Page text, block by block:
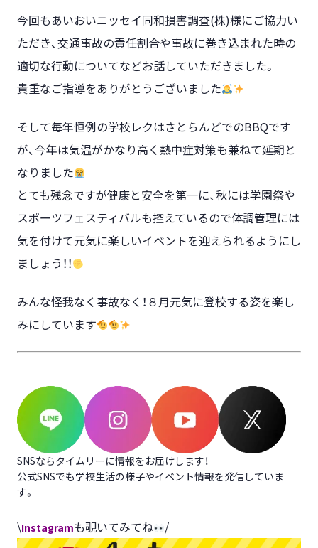
今回もあいおいニッセイ同和損害調査(株)様にご協力い
ただき、交通事故の責任割合や事故に巻き込まれた時の
適切な行動についてなどお話していただきました。
貴重なご指導をありがとうございました
そして毎年恒例の学校レクはさとらんどでのBBQです
が、今年は気温がかなり高く熱中症対策も兼ねて延期と
なりました
とても残念ですが健康と安全を第一に、秋には学園祭や
スポーツフェスティバルも控えているので体調管理には
気を付けて元気に楽しいイベントを迎えられるようにし
ましょう！！
みんな怪我なく事故なく！８月元気に登校する姿を楽し
みにしています
SNSならタイムリーに情報をお届けします！
公式SNSでも学校生活の様子やイベント情報を発信していま
す。
\Instagramも覗いてみてね /